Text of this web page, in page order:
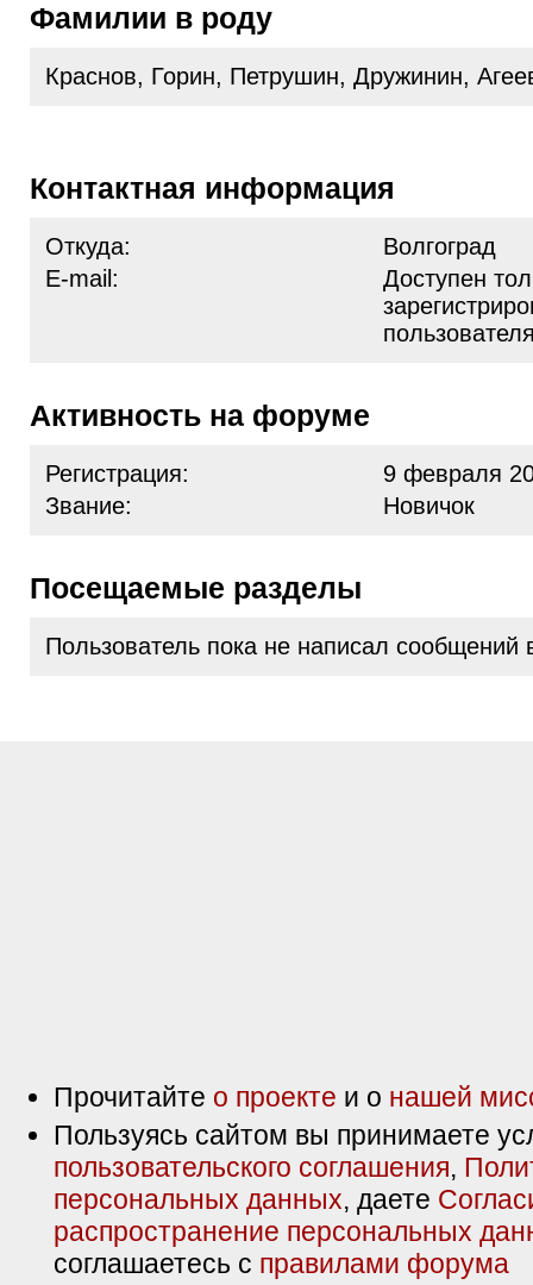
Фамилии в роду
Краснов, Горин, Петрушин, Дружинин,
Контактная информация
Откуда:
Волгоград
E-mail:
Доступен
Активность на форуме
Регистрация:
9 февраля
Звание:
Новичок
Посещаемые разделы
Пользователь пока не написал сообщений
Прочитайте о проекте и о нашей
Пользуясь сайтом вы принимаете
пользовательского соглашения,
персональных данных, даете
распространение персональных
соглашаетесь с правилами форума